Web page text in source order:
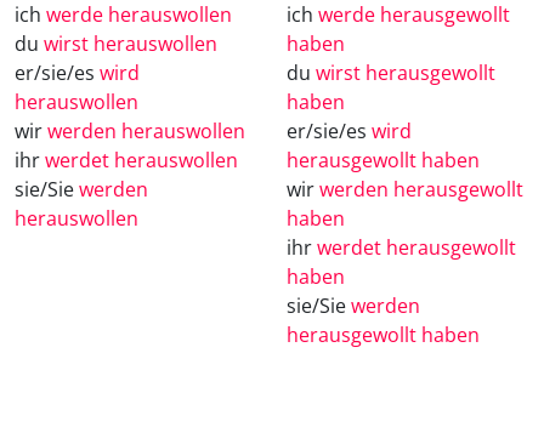
ich werde herauswollen
du wirst herauswollen
er/sie/es wird
herauswollen
wirwerden herauswollen
ihrwerdet herauswollen
sie/Siewerden
herauswollen
ich werde herausgewollt
haben
du wirst herausgewollt
haben
er/sie/es wird
herausgewollt haben
wirwerden herausgewollt
haben
ihrwerdet herausgewollt
haben
sie/Siewerden
herausgewollt haben